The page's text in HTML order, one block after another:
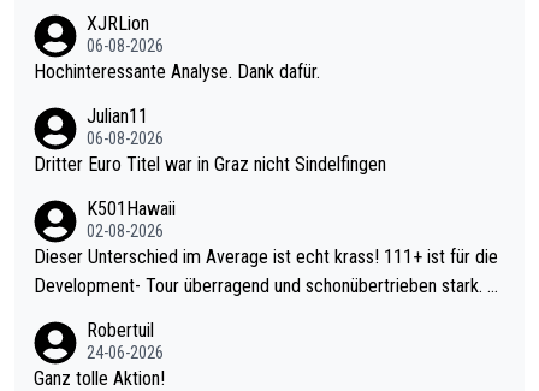
XJRLion
06-08-2026
Hochinteressante Analyse. Dank dafür.
Julian11
06-08-2026
Dritter Euro Titel war in Graz nicht Sindelfingen
K501Hawaii
02-08-2026
Dieser Unterschied im Average ist echt krass! 111+ ist für die
Development- Tour überragend und schonübertrieben stark. U
mal 40+ erst recht. Da gewinnst keinen Blumentopf - ist ja noc
h krasser wie ein Pokalspiel eines Kreisligisten vs einem Bund
Robertuil
24-06-2026
Ganz tolle Aktion!